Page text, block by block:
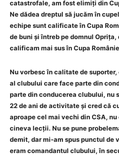
catastrofale, am fost elimiți din
Ne dădea dreptul să jucăm în
echipe sunt calificate în Cupa
de buni și întreb pe domnul Oprița,
calificam mai sus în Cupa
Nu vorbesc în calitate de
al clubului care face parte din
parte din conducerea clubului, nu
22 de ani de activitate și cred că
aproape cel mai vechi din CSA,
cineva lecții. Nu se pune
demit, dar mi-am spus punctul de
eram comandantul clubului, în